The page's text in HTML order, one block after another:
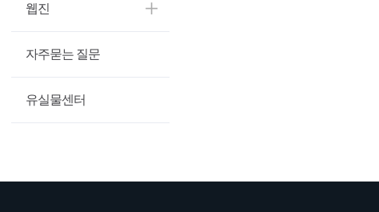
웹진
자주묻는 질문
유실물센터